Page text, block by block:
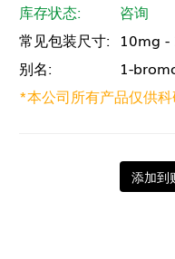
库存状态:
咨询
常见包装尺寸: 10mg
别名:
1-
*本公司所有产品仅供科
添加到